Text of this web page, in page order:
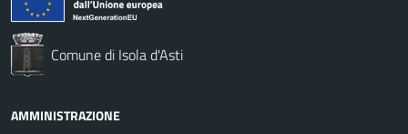
Comune di Isola d'Asti
AMMINISTRAZIONE